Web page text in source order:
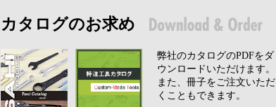
カタログのお求め
弊社のカタログのPDFをダ
ウンロードいただけます。
また、冊子をご注文いただ
くこともできます。